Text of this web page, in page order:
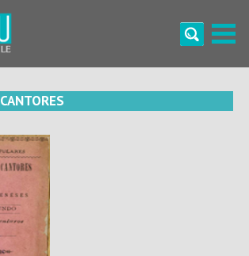
CANTORES